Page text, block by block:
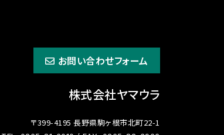
お問い合わせフォーム
株式会社ヤマウラ
〒399-4195 長野県駒ヶ根市北町22-1